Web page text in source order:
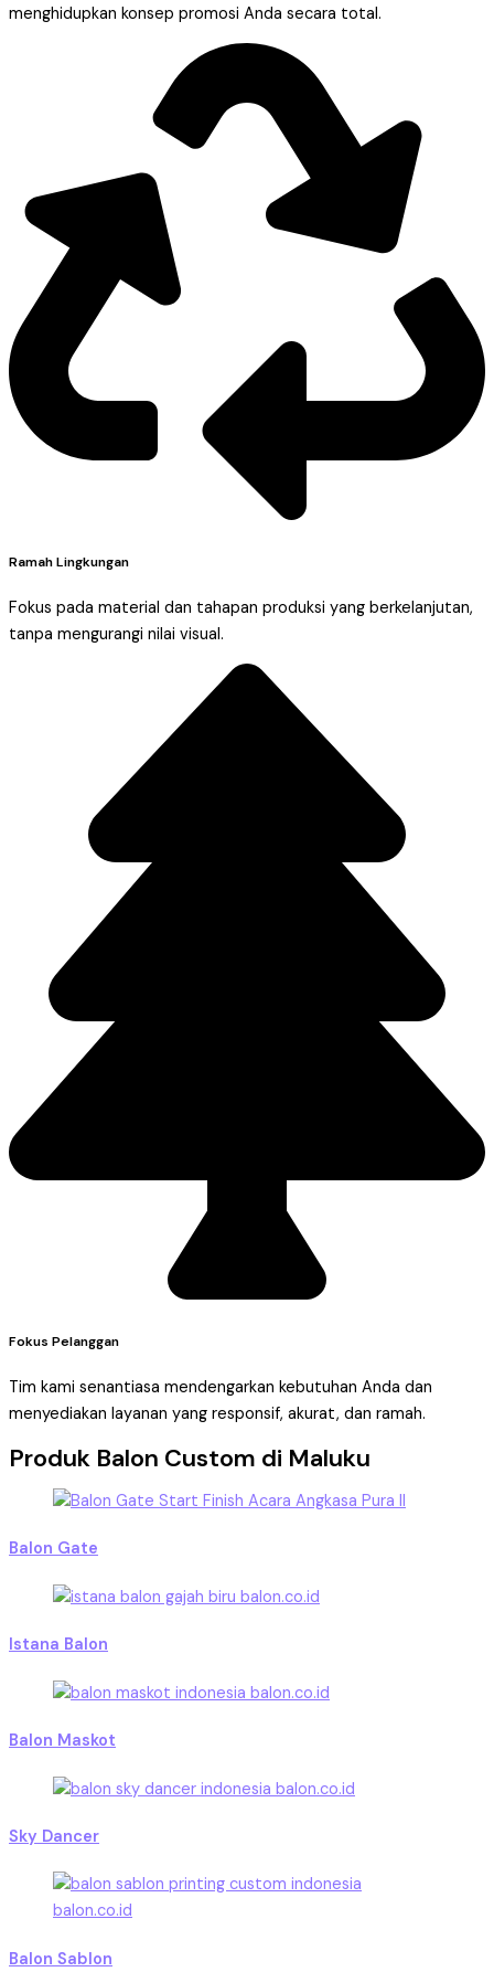
menghidupkan konsep promosi Anda secara total.
Ramah Lingkungan
Fokus pada material dan tahapan produksi yang berkelanjutan,
tanpa mengurangi nilai visual.
Fokus Pelanggan
Tim kami senantiasa mendengarkan kebutuhan Anda dan
menyediakan layanan yang responsif, akurat, dan ramah.
Produk Balon Custom di Maluku
Balon Gate
Istana Balon
Balon Maskot
Sky Dancer
Balon Sablon